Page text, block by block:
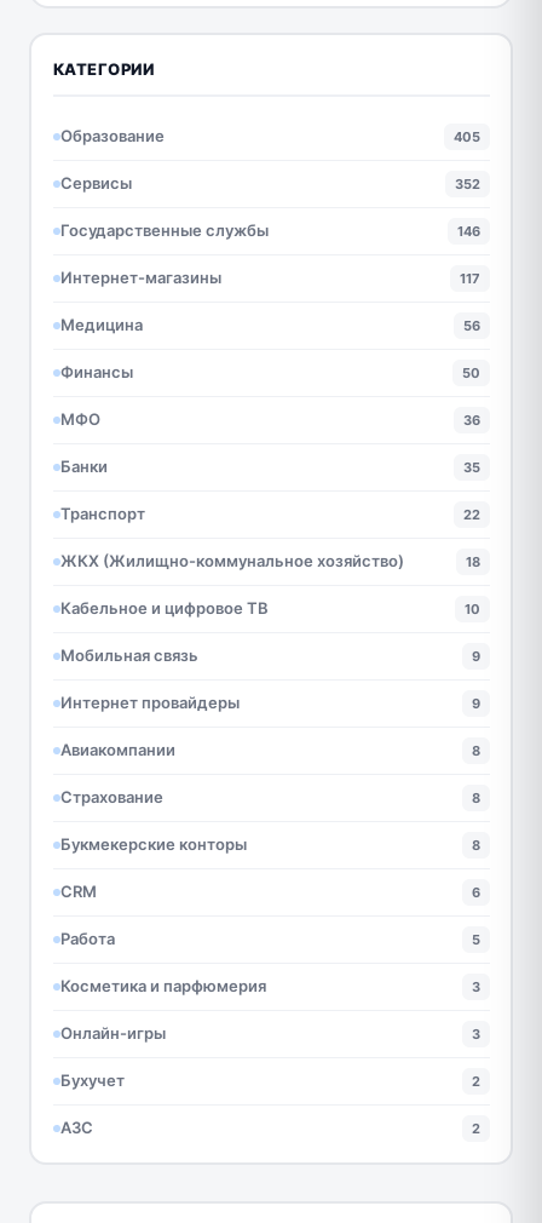
КАТЕГОРИИ
Образование 405
Сервисы 352
Государственные службы 146
Интернет-магазины 117
Медицина 56
Финансы 50
МФО 36
Банки 35
Транспорт 22
ЖКХ (Жилищно-коммунальное хозяйство) 18
Кабельное и цифровое ТВ 10
Мобильная связь 9
Интернет провайдеры 9
Авиакомпании 8
Страхование 8
Букмекерские конторы 8
CRM 6
Работа 5
Косметика и парфюмерия 3
Онлайн-игры 3
Бухучет 2
АЗС 2